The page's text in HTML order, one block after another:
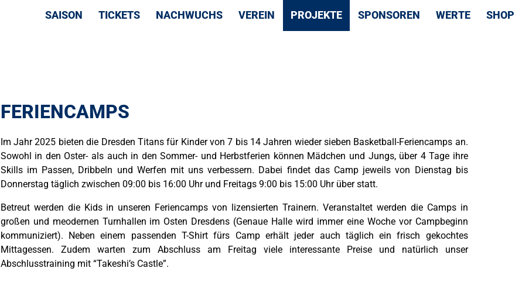
ÜBERSPRINGEN
SAISON TICKETS NACHWUCHS VEREIN PROJEKTE SPONSOREN WERTE SHOP
FERIENCAMPS
Im Jahr 2025 bieten die Dresden Titans für Kinder von 7 bis 14 Jahren wieder sieben Basketball-Feriencamps an.
Sowohl in den Oster- als auch in den Sommer- und Herbstferien können Mädchen und Jungs, über 4 Tage ihre
Skills im Passen, Dribbeln und Werfen mit uns verbessern. Dabei findet das Camp jeweils von Dienstag bis
Donnerstag täglich zwischen 09:00 bis 16:00 Uhr und Freitags 9:00 bis 15:00 Uhr über statt.
Betreut werden die Kids in unseren Feriencamps von lizensierten Trainern. Veranstaltet werden die Camps in
großen und meodernen Turnhallen im Osten Dresdens (Genaue Halle wird immer eine Woche vor Campbeginn
kommuniziert). Neben einem passenden T-Shirt fürs Camp erhält jeder auch täglich ein frisch gekochtes
Mittagessen. Zudem warten zum Abschluss am Freitag viele interessante Preise und natürlich unser
Abschlusstraining mit “Takeshi’s Castle”.